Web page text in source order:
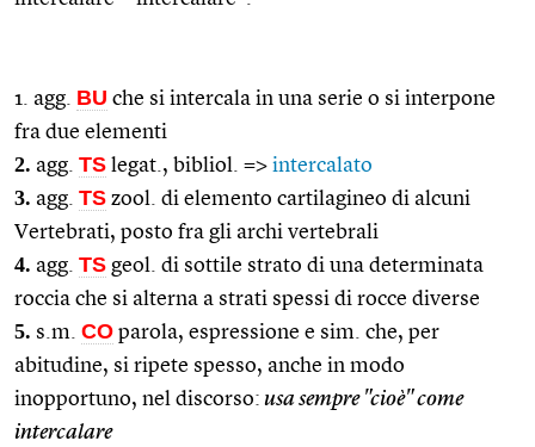
1. agg. BU che si intercala in una serie o si interpone
fra due elementi
2. agg. TS legat., bibliol. => intercalato
3. agg. TS zool. di elemento cartilagineo di alcuni
Vertebrati, posto fra gli archi vertebrali
4. agg. TS geol. di sottile strato di una determinata
roccia che si alterna a strati spessi di rocce diverse
5. s.m. CO parola, espressione e sim. che, per
abitudine, si ripete spesso, anche in modo
inopportuno, nel discorso: usa sempre "cioè" come
intercalare